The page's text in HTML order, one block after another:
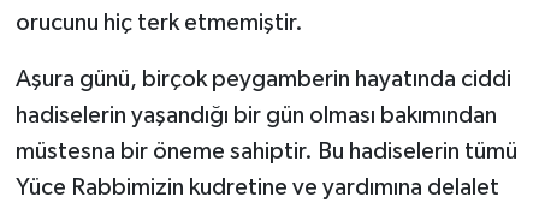
orucunu hiç terk etmemiştir.
Aşura günü, birçok peygamberin hayatında ciddi
hadiselerin yaşandığı bir gün olması bakımından
müstesna bir öneme sahiptir. Bu hadiselerin tümü
Yüce Rabbimizin kudretine ve yardımına delalet